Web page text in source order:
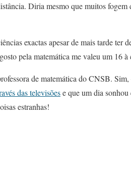
Diria mesmo que muitos fogem
exactas apesar de mais tarde ter
pela matemática me valeu um 16 à
de matemática do CNSB. Sim,
das televisõese que um dia
estranhas!